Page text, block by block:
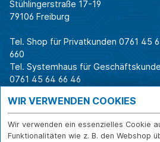
Stühlingerstraße 17-19
79106 Freiburg
Tel. Shop für Privatkunden 0761 45
660
Tel. Systemhaus für
0761 45 64 66 46
Warum CAB
Für Business-
Entscheider
Für IT-Leiter
IT für
IT-Security
IT-Infrastruktur
WIR VERWENDEN COOKIES
Wir verwenden ein essenzielles Cookie
Funktionalitäten wie z. B. den Webshop